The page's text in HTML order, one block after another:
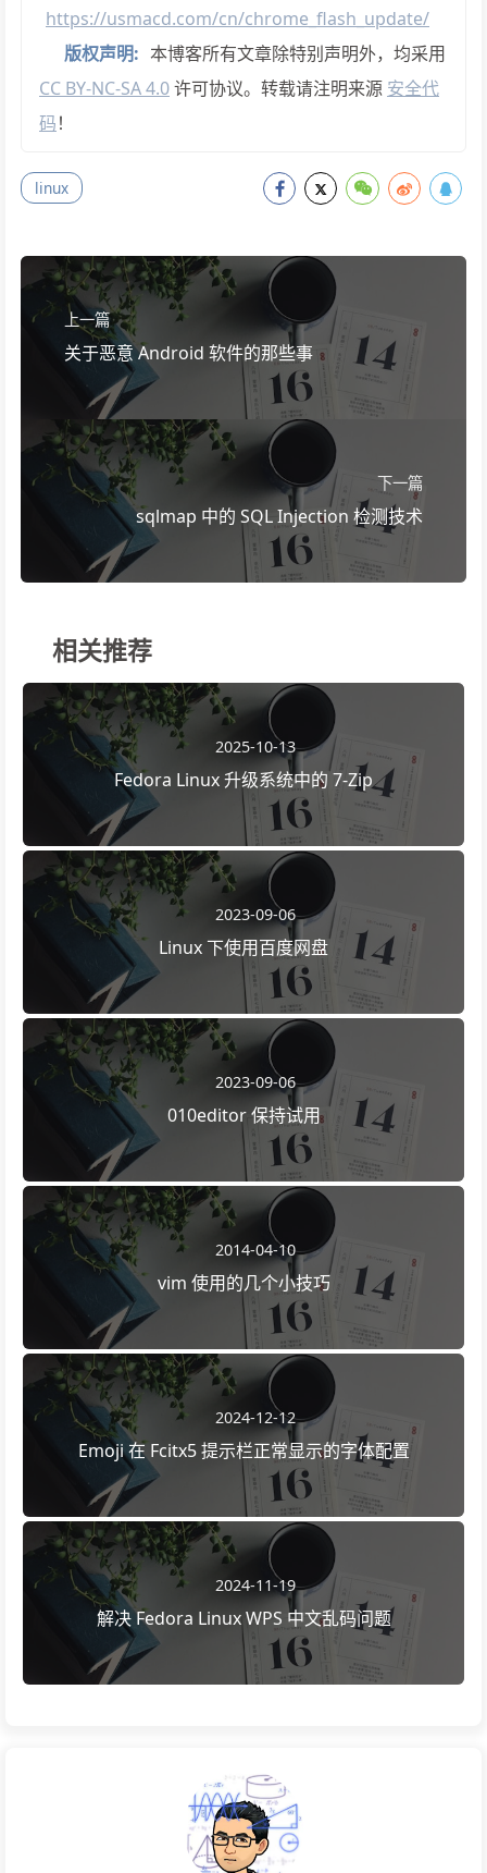
https://usmacd.com/cn/chrome_flash_update/
版权声明: 本博客所有文章除特别声明外，均采用
CC BY-NC-SA 4.0许可协议。转载请注明来源 安全代
码！
linux
上一篇
关于恶意 Android 软件的那些事
下一篇
sqlmap 中的 SQL Injection 检测技术
相关推荐
2025-10-13
Fedora Linux 升级系统中的 7-Zip
2023-09-06
Linux 下使用百度网盘
2023-09-06
010editor 保持试用
2014-04-10
vim 使用的几个小技巧
2024-12-12
Emoji 在 Fcitx5 提示栏正常显示的字体配置
2024-11-19
解决 Fedora Linux WPS 中文乱码问题